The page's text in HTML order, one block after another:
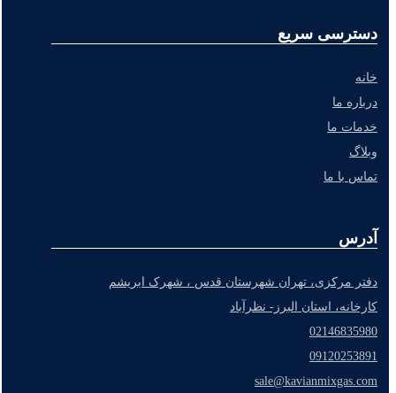
دسترسی سریع
خانه
درباره ما
خدمات ما
وبلاگ
تماس با ما
آدرس
دفتر مرکزی، تهران شهرستان قدس ، شهرک ابریشم
کارخانه، استان البرز- نظرآباد
02146835980
09120253891
sale@kavianmixgas.com